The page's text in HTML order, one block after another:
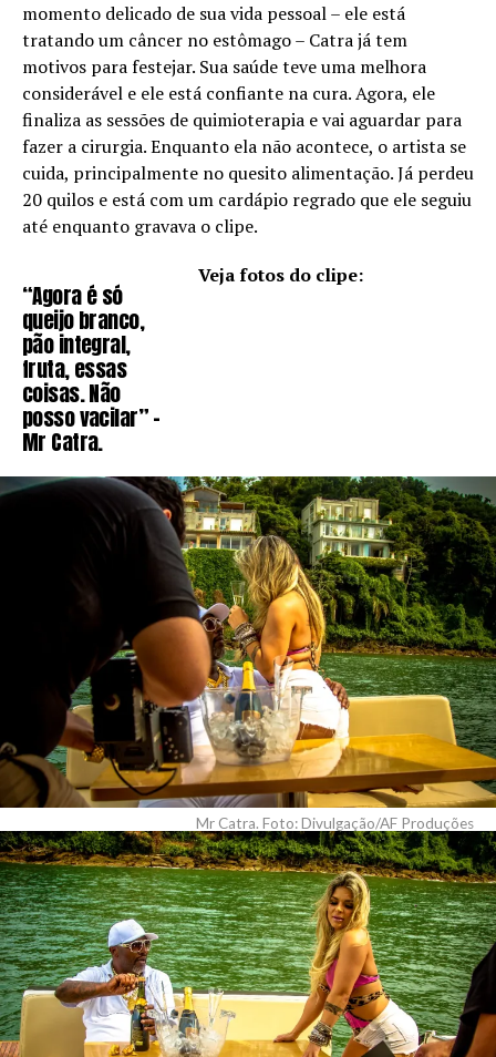
momento delicado de sua vida pessoal – ele está
tratando um câncer no estômago – Catra já tem
motivos para festejar. Sua saúde teve uma melhora
considerável e ele está confiante na cura. Agora, ele
finaliza as sessões de quimioterapia e vai aguardar para
fazer a cirurgia. Enquanto ela não acontece, o artista se
cuida, principalmente no quesito alimentação. Já perdeu
20 quilos e está com um cardápio regrado que ele seguiu
até enquanto gravava o clipe.
“Agora é só
queijo branco,
pão integral,
fruta, essas
coisas. Não
posso vacilar” –
Mr Catra.
Veja fotos do clipe:
Mr Catra. Foto: Divulgação/AF Produções